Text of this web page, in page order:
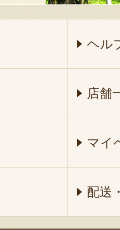
ヘル
店舗
マイ
配送